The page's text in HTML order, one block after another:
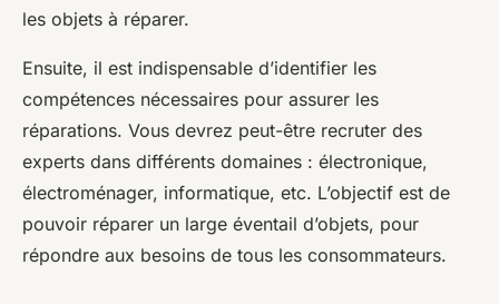
les objets à réparer.
Ensuite, il est indispensable d’identifier les
compétences nécessaires pour assurer les
réparations. Vous devrez peut-être recruter des
experts dans différents domaines : électronique,
électroménager, informatique, etc. L’objectif est de
pouvoir réparer un large éventail d’objets, pour
répondre aux besoins de tous les consommateurs.